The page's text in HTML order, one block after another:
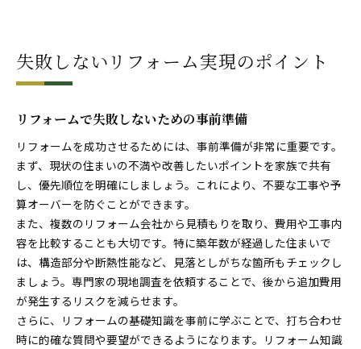
失敗しないリフォーム実現のポイント
リフォームで失敗しないための事前準備
リフォームを成功させるためには、事前準備が非常に重要です。
まず、現状の住まいの不満や改善したいポイントを家族で共有
し、優先順位を明確にしましょう。これにより、不要な工事や予
算オーバーを防ぐことができます。
また、複数のリフォーム会社から見積もりを取り、費用や工事内
容を比較することも大切です。特に築年数が経過した住まいで
は、構造部分や断熱性能など、見落としがちな箇所もチェックし
ましょう。専門家の現地調査を依頼することで、後から追加費用
が発生するリスクを減らせます。
さらに、リフォームの基礎知識を事前に学ぶことで、打ち合わせ
時に的確な質問や要望ができるようになります。リフォーム知識